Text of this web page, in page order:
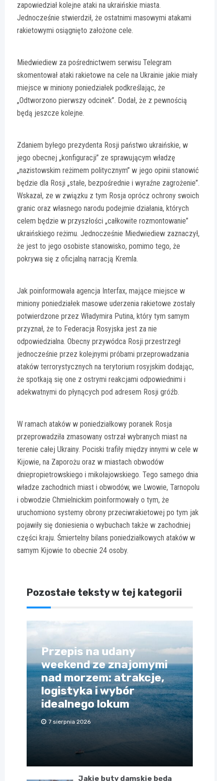
zapowiedział kolejne ataki na ukraińskie miasta.
Jednocześnie stwierdził, że ostatnimi masowymi atakami
rakietowymi osiągnięto założone cele.
Miedwiediew za pośrednictwem serwisu Telegram
skomentował ataki rakietowe na cele na Ukrainie jakie miały
miejsce w miniony poniedziałek podkreślając, że
„Odtworzono pierwszy odcinek”. Dodał, że z pewnością
będą jeszcze kolejne.
Zdaniem byłego prezydenta Rosji państwo ukraińskie, w
jego obecnej „konfiguracji” ze sprawującym władzę
„nazistowskim reżimem politycznym” w jego opinii stanowić
będzie dla Rosji „stałe, bezpośrednie i wyraźne zagrożenie”.
Wskazał, ze w związku z tym Rosja oprócz ochrony swoich
granic oraz własnego narodu podejmie działania, których
celem będzie w przyszłości „całkowite rozmontowanie”
ukraińskiego reżimu. Jednocześnie Miedwiediew zaznaczył,
że jest to jego osobiste stanowisko, pomimo tego, że
pokrywa się z oficjalną narracją Kremla.
Jak poinformowała agencja Interfax, mające miejsce w
miniony poniedziałek masowe uderzenia rakietowe zostały
potwierdzone przez Władymira Putina, który tym samym
przyznał, że to Federacja Rosyjska jest za nie
odpowiedzialna. Obecny przywódca Rosji przestrzegł
jednocześnie przez kolejnymi próbami przeprowadzania
ataków terrorystycznych na terytorium rosyjskim dodając,
że spotkają się one z ostrymi reakcjami odpowiednimi i
adekwatnymi do płynących pod adresem Rosji gróźb.
W ramach ataków w poniedziałkowy poranek Rosja
przeprowadziła zmasowany ostrzał wybranych miast na
terenie całej Ukrainy. Pociski trafiły między innymi w cele w
Kijowie, na Zaporożu oraz w miastach obwodów
dniepropietrowskiego i mikołajowskiego. Tego samego dnia
władze zachodnich miast i obwodów, we Lwowie, Tarnopolu
i obwodzie Chmielnickim poinformowały o tym, że
uruchomiono systemy obrony przeciwrakietowej po tym jak
pojawiły się doniesienia o wybuchach także w zachodniej
części kraju. Śmiertelny bilans poniedziałkowych ataków w
samym Kijowie to obecnie 24 osoby.
Pozostałe teksty w tej kategorii
Przepis na udany
weekend ze znajomymi
nad morzem: atrakcje,
logistyka i wybór
idealnego lokum
7 sierpnia 2026
Jakie buty damskie będą